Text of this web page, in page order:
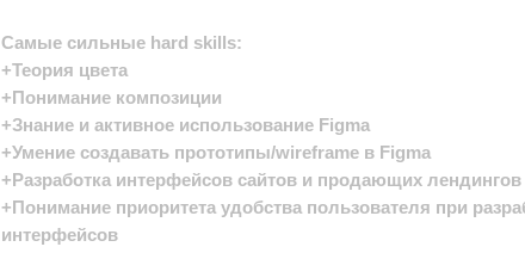
Самые сильные hard skills:
+Теория цвета
+Понимание композиции
+Знание и активное использование Figma
+Умение создавать прототипы/wireframe в Figma
+Разработка интерфейсов сайтов и продающих лендингов
+Понимание приоритета удобства пользователя при
интерфейсов